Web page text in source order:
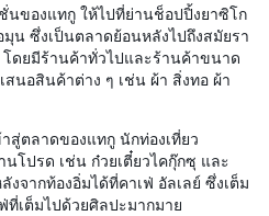
นของแทกู ให้ไปที่ย่านช็อปปิ้งยาซิโก
น ซึ่งเป็นตลาดย้อนหลังไปถึงสมัยรา
ดยมีร้านค้าทั่วไปและร้านค้าขนาด
นอสินค้าต่าง ๆ เช่น ผ้า สิ่งทอ ผ้า
สู่ตลาดของแทกู นักท่องเที่ยว
โปรด เช่น ก๋วยเตี๋ยวไคกุ๊กซุ และ
จากท้องอิ่มได้ที่คาเฟ่ อัลเลย์ ซึ่งเต็ม
เต็มไปด้วยศิลปะมากมาย